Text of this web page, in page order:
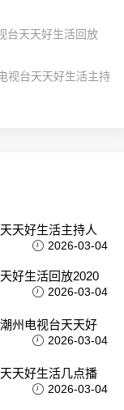
台天天好生活回放
视台天天好生活主持
天好生活主持人
2026-03-04
好生活回放2020
2026-03-04
州电视台天天好
2026-03-04
天好生活几点播
2026-03-04